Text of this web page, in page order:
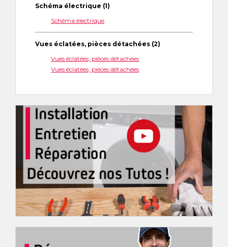
Schéma électrique (1)
Schéma électrique
Vues éclatées, pièces détachées (2)
Vues éclatées, pièces détachées
Vues éclatées, pièces détachées